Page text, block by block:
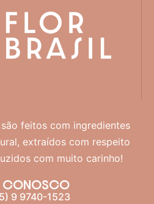
feitos com ingredientes
extraídos com respeito
com muito carinho!
CONOSCO
9 9740-1523